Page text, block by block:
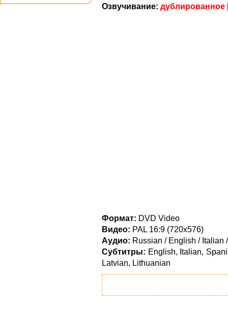
Озвучивание: дублированное
Формат: DVD Video
Видео: PAL 16:9 (720x576)
Аудио: Russian / English / Italian
Субтитры: English, Italian,
Latvian, Lithuanian